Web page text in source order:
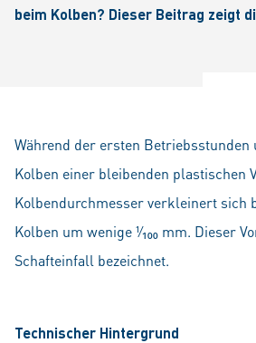
beim Kolben? Dieser Beitrag zeigt
Während der ersten Betriebsstunden
Kolben einer bleibenden plastischen
Kolbendurchmesser verkleinert sich
Kolben um wenige ¹⁄₁₀₀ mm. Dieser
Schafteinfall bezeichnet.
Technischer Hintergrund